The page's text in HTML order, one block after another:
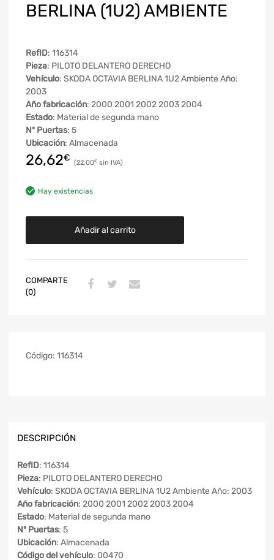
BERLINA (1U2) AMBIENTE
RefID: 116314
Pieza: PILOTO DELANTERO DERECHO
Vehículo: SKODA OCTAVIA BERLINA 1U2 Ambiente Año:
2003
Año fabricación: 2000 2001 2002 2003 2004
Estado: Material de segunda mano
Nº Puertas: 5
Ubicación: Almacenada
26,62€ 22,00€
Hay existencias
Añadir al carrito
COMPARTE
(0)
Código: 116314
DESCRIPCIÓN
RefID: 116314
Pieza: PILOTO DELANTERO DERECHO
Vehículo: SKODA OCTAVIA BERLINA 1U2 Ambiente Año: 2003
Año fabricación: 2000 2001 2002 2003 2004
Estado: Material de segunda mano
Nº Puertas: 5
Ubicación: Almacenada
Código del vehículo: 00470